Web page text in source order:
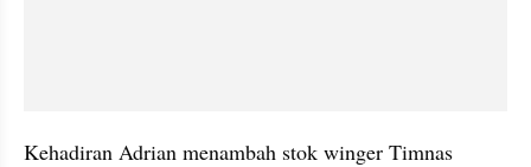
Kehadiran Adrian menambah stok winger Timnas